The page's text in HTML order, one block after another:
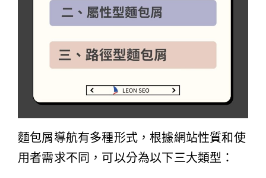
麵包屑導航有多種形式，根據網站性質和使
用者需求不同，可以分為以下三大類型：